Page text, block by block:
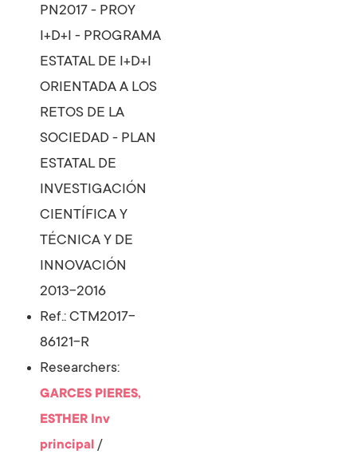
PN2017 - PROY
I+D+I - PROGRAMA
ESTATAL DE I+D+I
ORIENTADA A LOS
RETOS DE LA
SOCIEDAD - PLAN
ESTATAL DE
INVESTIGACIÓN
CIENTÍFICA Y
TÉCNICA Y DE
INNOVACIÓN
2013-2016
Ref.: CTM2017-
86121-R
Researchers:
GARCES PIERES,
ESTHER Inv
principal /